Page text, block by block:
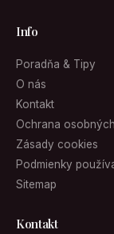
Info
Poradňa & Tipy
O nás
Kontakt
Ochrana
Zásady cookies
Podmienky
Sitemap
Kontakt